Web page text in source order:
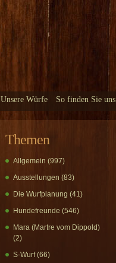
Unsere Würfe So finden Sie uns
Themen
Allgemein (997)
Ausstellungen (83)
Die Wurfplanung (41)
Hundefreunde (546)
Mara (Martre vom Dippold)
(2)
S-Wurf(66)